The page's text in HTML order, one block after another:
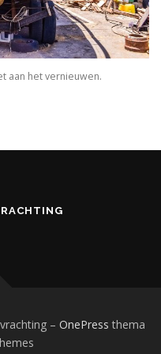
aan het vernieuwen.
– OnePress thema